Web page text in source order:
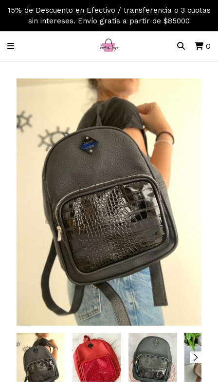
15% de Descuento en Efectivo / transferencia o 3 cuotas
sin intereses. Envío gratis a partir de $85000
0